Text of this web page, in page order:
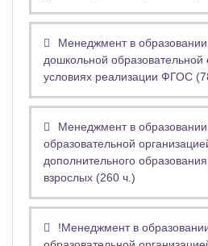
Менеджмент в
дошкольной образовательной
условиях реализации ФГОС
Менеджмент в
образовательной
дополнительного
взрослых (260 ч.)
!Менеджмент в